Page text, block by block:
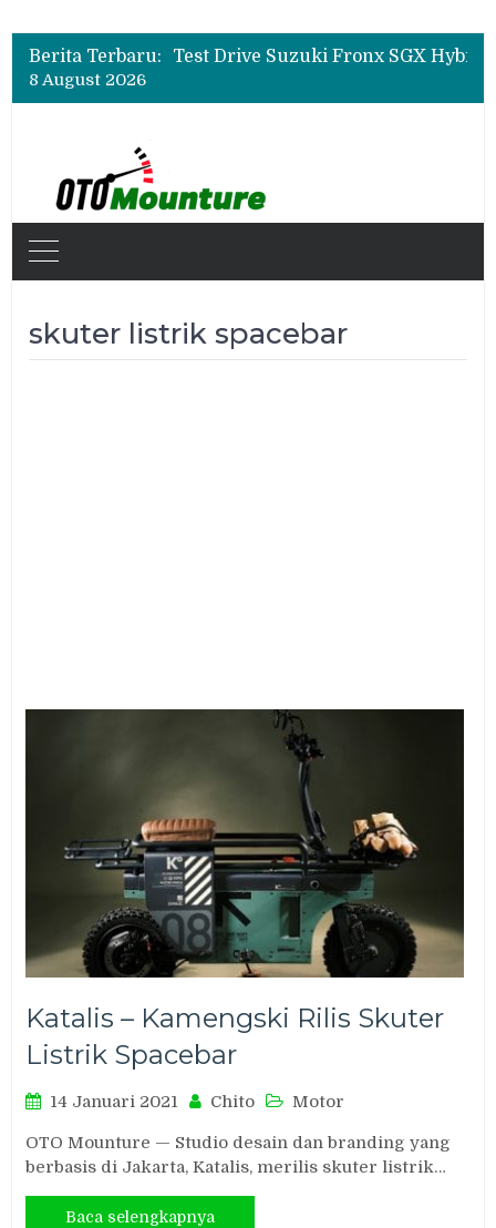
Berita Terbaru:
Beli Mobil Jangan Cuma Lihat Cicilan, TAF dan OJK Tekankan Pentingnya Literasi Keuangan
Beli Mobil Jangan Cuma Lihat Cicilan, TAF dan OJK Tekankan Pentingnya Literasi Keuangan
8 August 2026
skuter listrik spacebar
Katalis – Kamengski Rilis Skuter
Listrik Spacebar
14 Januari 2021 Chito Motor
OTO Mounture — Studio desain dan branding yang
berbasis di Jakarta, Katalis, merilis skuter listrik…
Baca selengkapnya